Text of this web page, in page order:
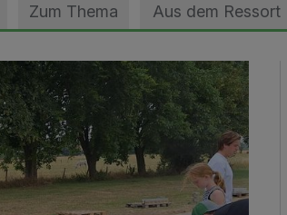
Zum Thema Aus dem Ressort
Festzelt geebnet